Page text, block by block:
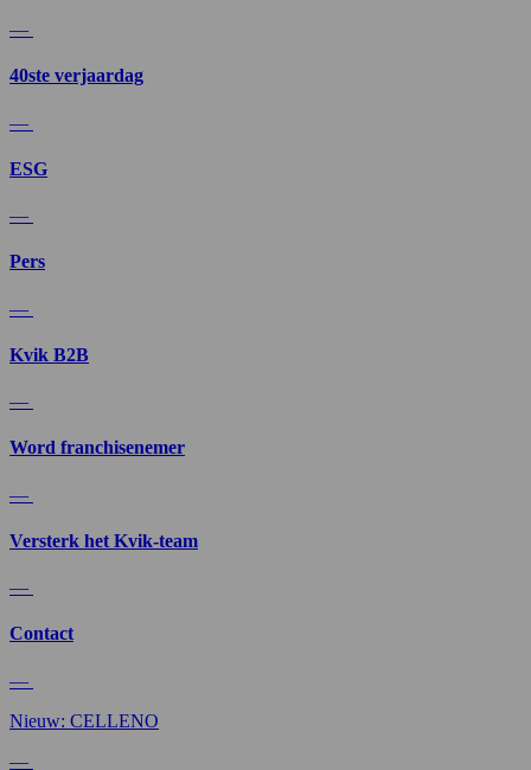
—
40ste verjaardag
—
ESG
—
Pers
—
Kvik B2B
—
Word franchisenemer
—
Versterk het Kvik-team
—
Contact
—
Nieuw: CELLENO
—